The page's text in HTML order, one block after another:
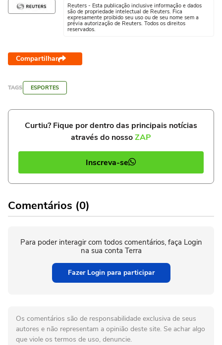
Reuters - Esta publicação inclusive informação e dados
são de propriedade intelectual de Reuters. Fica
expresamente proibido seu uso ou de seu nome sem a
prévia autorização de Reuters. Todos os direitos
reservados.
Compartilhar
TAGS ESPORTES
Curtiu? Fique por dentro das principais notícias
através do nossoZAP
Inscreva-se
Comentários (0)
Para poder interagir com todos comentários, faça Login
na sua conta Terra
Fazer Login para participar
Os comentários são de responsabilidade exclusiva de seus
autores e não representam a opinião deste site. Se achar algo
que viole os termos de uso, denuncie.